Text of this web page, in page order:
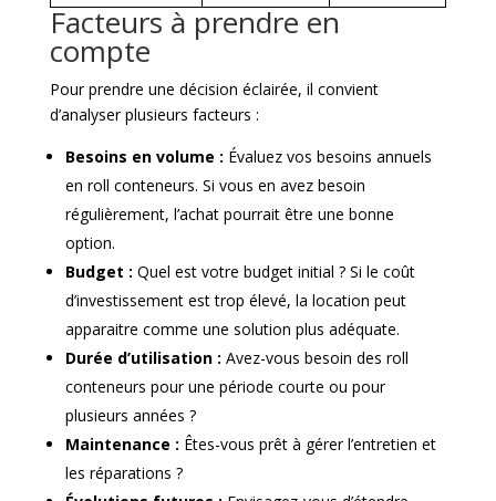
Facteurs à prendre en
compte
Pour prendre une décision éclairée, il convient
d’analyser plusieurs facteurs :
Besoins en volume : Évaluez vos besoins annuels
en roll conteneurs. Si vous en avez besoin
régulièrement, l’achat pourrait être une bonne
option.
Budget : Quel est votre budget initial ? Si le coût
d’investissement est trop élevé, la location peut
apparaitre comme une solution plus adéquate.
Durée d’utilisation : Avez-vous besoin des roll
conteneurs pour une période courte ou pour
plusieurs années ?
Maintenance : Êtes-vous prêt à gérer l’entretien et
les réparations ?